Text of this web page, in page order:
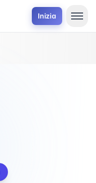
Inizia